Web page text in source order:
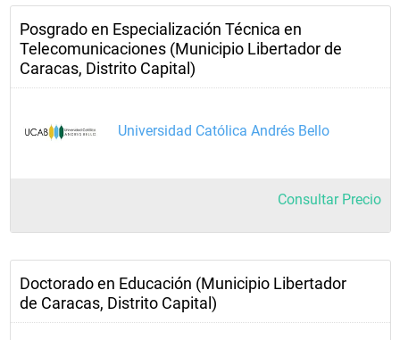
Posgrado en Especialización Técnica en
Telecomunicaciones (Municipio Libertador de
Caracas, Distrito Capital)
Universidad Católica Andrés Bello
Consultar Precio
Doctorado en Educación (Municipio Libertador
de Caracas, Distrito Capital)